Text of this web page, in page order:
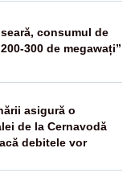
consumul de
300 de megawați”
asigură o
de la Cernavodă
debitele vor